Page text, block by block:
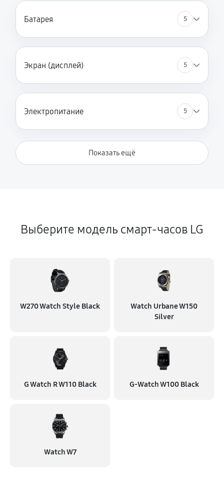
Батарея 5
Экран (дисплей) 5
Электропитание 5
Показать ещё
Выберите модель смарт-часов LG
W270 Watch Style Black
Watch Urbane W150
Silver
G Watch R W110 Black G-Watch W100 Black
Watch W7